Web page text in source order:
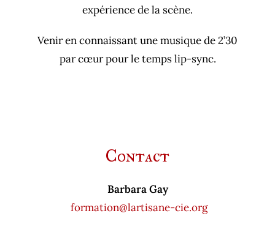
expérience de la scène.
Venir en connaissant une musique de 2’30
par cœur pour le temps lip-sync.
Contact
Barbara Gay
formation@lartisane-cie.org